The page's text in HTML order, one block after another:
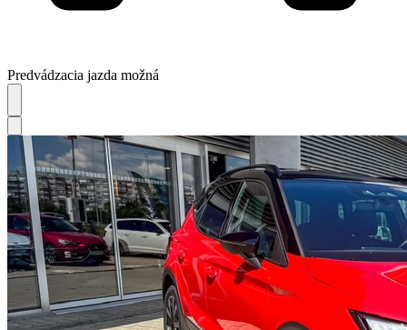
Predvádzacia jazda možná